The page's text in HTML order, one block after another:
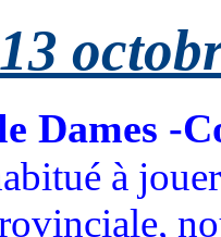
Dames -
à